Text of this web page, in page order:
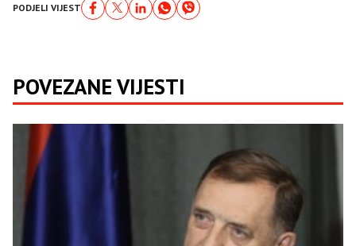
PODJELI VIJEST
POVEZANE VIJESTI